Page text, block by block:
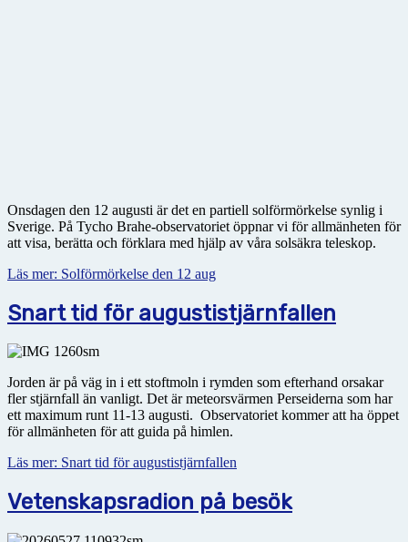
Onsdagen den 12 augusti är det en partiell solförmörkelse synlig i
Sverige. På Tycho Brahe-observatoriet öppnar vi för allmänheten för
att visa, berätta och förklara med hjälp av våra solsäkra teleskop.
Läs mer: Solförmörkelse den 12 aug
Snart tid för augustistjärnfallen
Jorden är på väg in i ett stoftmoln i rymden som efterhand orsakar
fler stjärnfall än vanligt. Det är meteorsvärmen Perseiderna som har
ett maximum runt 11-13 augusti. Observatoriet kommer att ha öppet
för allmänheten för att guida på himlen.
Läs mer: Snart tid för augustistjärnfallen
Vetenskapsradion på besök